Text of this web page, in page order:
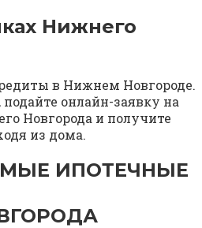
Нижнего
в Нижнем Новгороде.
онлайн-заявку на
Новгорода и получите
из дома.
ИПОТЕЧНЫЕ